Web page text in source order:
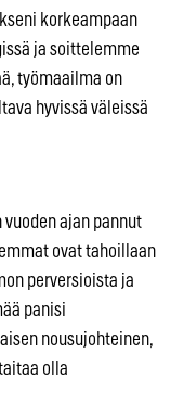
korkeampaan
ja soittelemme
työmaailma on
hyvissä väleissä
ajan pannut
ovat tahoillaan
perversioista ja
panisi
nousujohteinen,
olla